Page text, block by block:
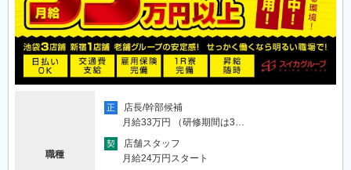
職種
正
店長/幹部候補
月給33万円 （研修期間は3…
契
店舗スタッフ
月給24万円スタート